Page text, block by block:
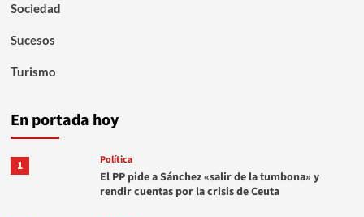
Sociedad
Sucesos
Turismo
En portada hoy
1 Política
El PP pide a Sánchez «salir de la tumbona» y
rendir cuentas por la crisis de Ceuta